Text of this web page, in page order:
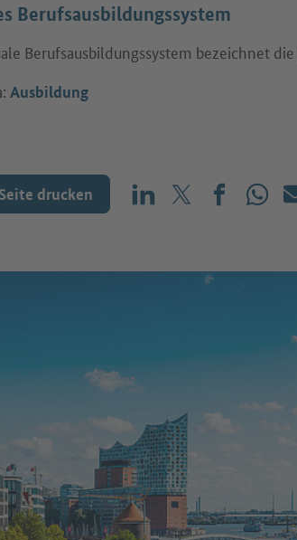
Berufsausbildungssystem
Berufsausbildungssystem bezeichnet
Ausbildung
Seite drucken
Teilen auf LinkedIn
Teilen auf X
Teilen auf